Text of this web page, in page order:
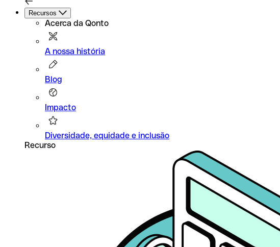
Recursos
Acerca da Qonto
A nossa história
Blog
Impacto
Diversidade, equidade e inclusão
Recurso